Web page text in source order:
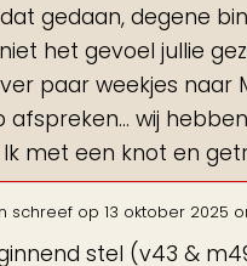
gedaan, degene
het gevoel jullie
paar weekjes
wij
met een knot en
schreef op 13 oktober 2025
stel (v43 &